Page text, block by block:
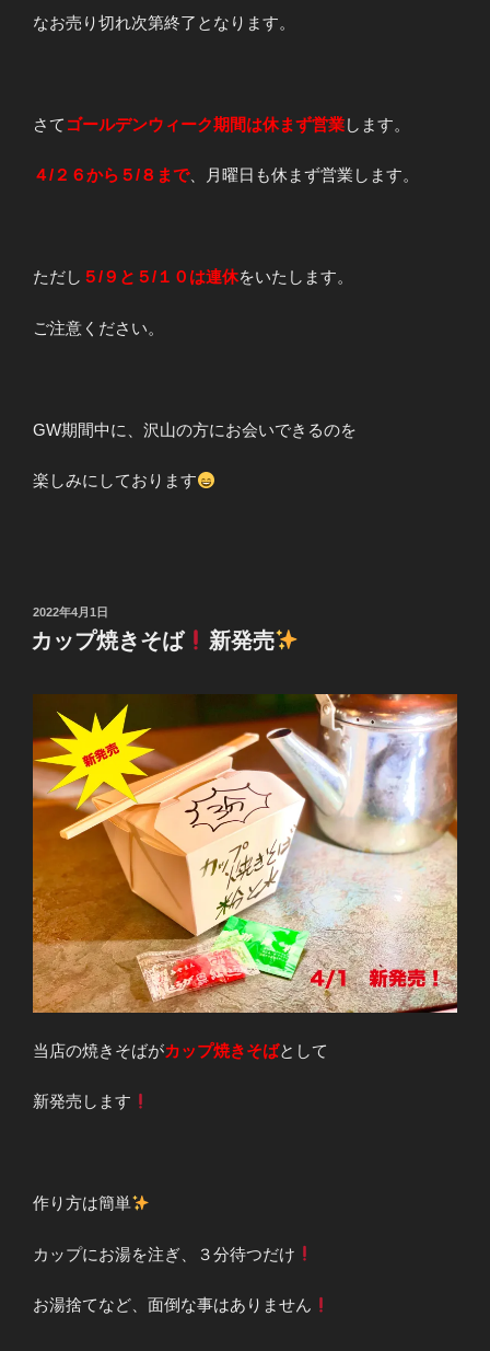
なお売り切れ次第終了となります。
さて ゴールデンウィーク期間は休まず営業します。
４/２６から５/８まで、月曜日も休まず営業します。
ただし ５/９と５/１０は連休をいたします。
ご注意ください。
GW期間中に、沢山の方にお会いできるのを
楽しみにしております
投
稿
日:
2022年4月1日
カップ焼きそば 新発売
当店の焼きそばがカップ焼きそばとして
新発売します
作り方は簡単
カップにお湯を注ぎ、３分待つだけ
お湯捨てなど、面倒な事はありません